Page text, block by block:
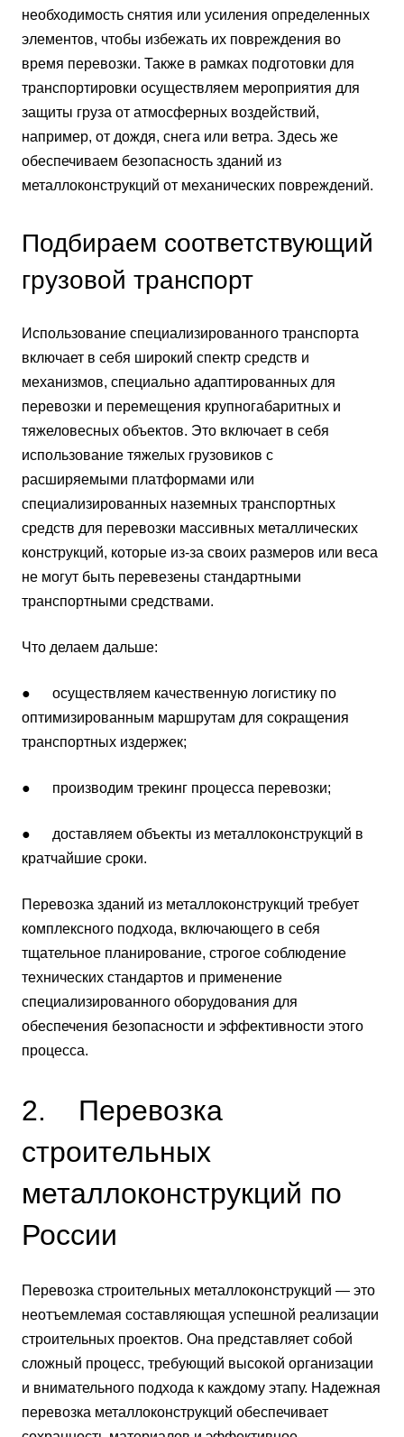
необходимость снятия или усиления определенных
элементов, чтобы избежать их повреждения во
время перевозки. Также в рамках подготовки для
транспортировки осуществляем мероприятия для
защиты груза от атмосферных воздействий,
например, от дождя, снега или ветра. Здесь же
обеспечиваем безопасность зданий из
металлоконструкций от механических повреждений.
Подбираем соответствующий
грузовой транспорт
Использование специализированного транспорта
включает в себя широкий спектр средств и
механизмов, специально адаптированных для
перевозки и перемещения крупногабаритных и
тяжеловесных объектов. Это включает в себя
использование тяжелых грузовиков с
расширяемыми платформами или
специализированных наземных транспортных
средств для перевозки массивных металлических
конструкций, которые из-за своих размеров или веса
не могут быть перевезены стандартными
транспортными средствами.
Что делаем дальше:
● осуществляем качественную логистику по
оптимизированным маршрутам для сокращения
транспортных издержек;
● производим трекинг процесса перевозки;
● доставляем объекты из металлоконструкций в
кратчайшие сроки.
Перевозка зданий из металлоконструкций требует
комплексного подхода, включающего в себя
тщательное планирование, строгое соблюдение
технических стандартов и применение
специализированного оборудования для
обеспечения безопасности и эффективности этого
процесса.
2. Перевозка
строительных
металлоконструкций по
России
Перевозка строительных металлоконструкций — это
неотъемлемая составляющая успешной реализации
строительных проектов. Она представляет собой
сложный процесс, требующий высокой организации
и внимательного подхода к каждому этапу. Надежная
перевозка металлоконструкций обеспечивает